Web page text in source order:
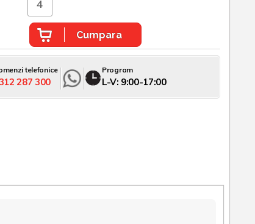
Cumpara
telefonice
287 300
Program
L-V: 9:00-17:00